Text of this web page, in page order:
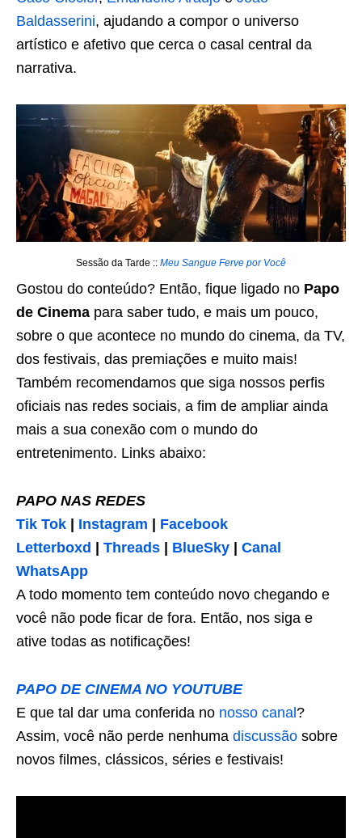
Baldasserini, ajudando a compor o universo
artístico e afetivo que cerca o casal central da
narrativa.
Sessão da Tarde :: Meu Sangue Ferve por Você
Gostou do conteúdo? Então, fique ligado no Papo
de Cinema para saber tudo, e mais um pouco,
sobre o que acontece no mundo do cinema, da TV,
dos festivais, das premiações e muito mais!
Também recomendamos que siga nossos perfis
oficiais nas redes sociais, a fim de ampliar ainda
mais a sua conexão com o mundo do
entretenimento. Links abaixo:
PAPO NAS REDES
Tik Tok
Instagram
Facebook
Letterboxd
Threads BlueSky
Canal
WhatsApp
A todo momento tem conteúdo novo chegando e
você não pode ficar de fora. Então, nos siga e
ative todas as notificações!
PAPO DE CINEMA NO YOUTUBE
E que tal dar uma conferida no nosso canal ?
Assim, você não perde nenhuma discussão sobre
novos filmes, clássicos, séries e festivais!